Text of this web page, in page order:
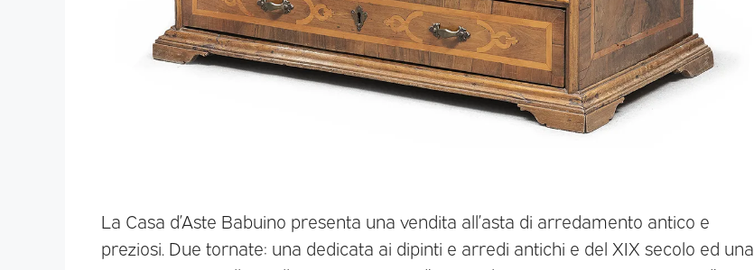
La Casa d’Aste Babuino presenta una vendita all’asta di arredamento antico e
preziosi. Due tornate: una dedicata ai dipinti e arredi antichi e del XIX secolo ed una